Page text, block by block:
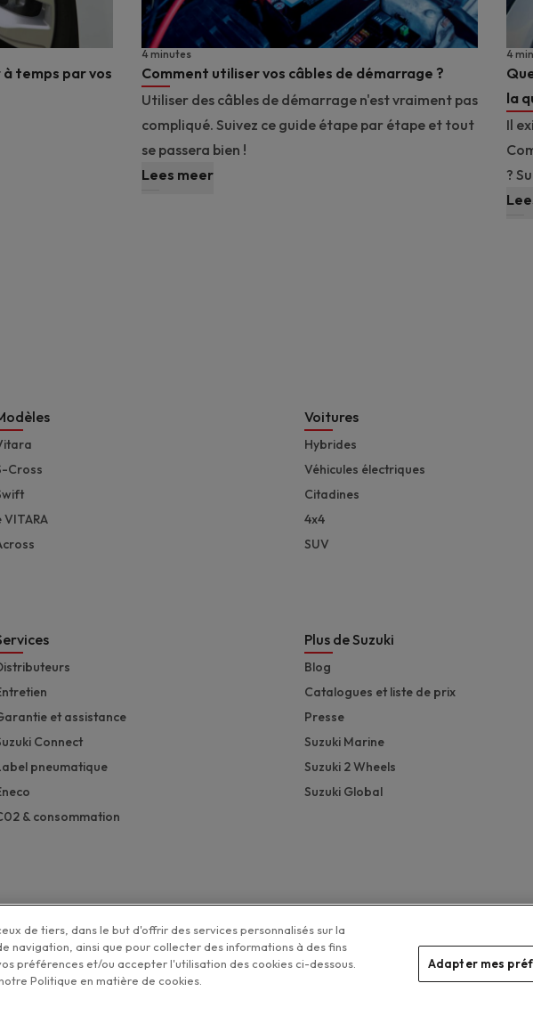
à temps par vos
Comment utiliser vos câbles de démarrage ?
4 minutes
Utiliser des câbles de démarrage n'est vraiment pas
compliqué. Suivez ce guide étape par étape et tout
se passera bien !
Lees meer
la
4
Il
?
Cross
VITARA
Voitures
Hybrides
Véhicules électriques
Citadines
4x4
SUV
et assistance
Connect
pneumatique
& consommation
Plus de Suzuki
Blog
Catalogues et liste de prix
Presse
Suzuki Marine
Suzuki 2 Wheels
Suzuki Global
Legal menu
Politique de protection de la vie privée
de tiers, dans le but d'offrir des services personnalisés sur la
navigation, ainsi que pour collecter des informations à des fins
préférences et/ou accepter l'utilisation des cookies ci-dessous.
Politique en matière de cookies.
Adapter mes